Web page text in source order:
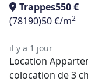
Trappes550 €
(78190)50 €/m2
il y a 1 jour
Location
colocation de 3